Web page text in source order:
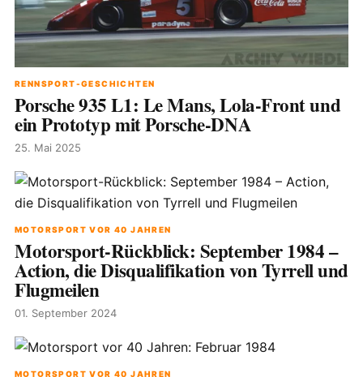
RENNSPORT-GESCHICHTEN
Porsche 935 L1: Le Mans, Lola-Front und
ein Prototyp mit Porsche-DNA
25. Mai 2025
MOTORSPORT VOR 40 JAHREN
Motorsport-Rückblick: September 1984 –
Action, die Disqualifikation von Tyrrell und
Flugmeilen
01. September 2024
MOTORSPORT VOR 40 JAHREN